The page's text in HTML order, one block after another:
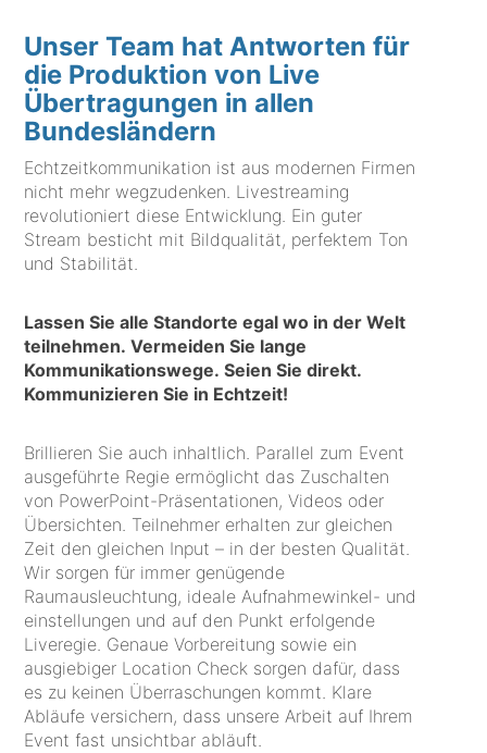
Unser Team hat Antworten für
die Produktion von Live
Übertragungen in allen
Bundesländern
Echtzeitkommunikation ist aus modernen Firmen
nicht mehr wegzudenken. Livestreaming
revolutioniert diese Entwicklung. Ein guter
Stream besticht mit Bildqualität, perfektem Ton
und Stabilität.
Lassen Sie alle Standorte egal wo in der Welt
teilnehmen. Vermeiden Sie lange
Kommunikationswege. Seien Sie direkt.
Kommunizieren Sie in Echtzeit!
Brillieren Sie auch inhaltlich. Parallel zum Event
ausgeführte Regie ermöglicht das Zuschalten
von PowerPoint-Präsentationen, Videos oder
Übersichten. Teilnehmer erhalten zur gleichen
Zeit den gleichen Input – in der besten Qualität.
Wir sorgen für immer genügende
Raumausleuchtung, ideale Aufnahmewinkel- und
einstellungen und auf den Punkt erfolgende
Liveregie. Genaue Vorbereitung sowie ein
ausgiebiger Location Check sorgen dafür, dass
es zu keinen Überraschungen kommt. Klare
Abläufe versichern, dass unsere Arbeit auf Ihrem
Event fast unsichtbar abläuft.